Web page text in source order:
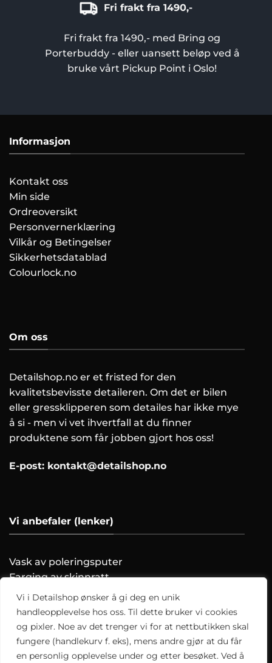
Vi i Detailshop ønsker å gi deg en unik
handleopplevelse hos oss. Til dette bruker vi cookies
og pixler. Noe av det trenger vi for at nettbutikken skal
fungere (handlekurv f. eks), mens andre gjør at du får
en personlig opplevelse under og etter besøket. Ved å
Fri frakt fra 1490,-
Fri frakt fra 1490,- med Bring og
Porterbuddy - eller uansett beløp ved å
bruke vårt Pickup Point i Oslo!
Informasjon
Kontakt oss
Min side
Ordreoversikt
Personvernerklæring
Vilkår og Betingelser
Sikkerhetsdatablad
Colourlock.no
Om oss
Detailshop.no er et fristed for den
kvalitetsbevisste detaileren. Om det er bilen
eller gressklipperen som detailes har ikke mye
å si - men vi vet ihvertfall at du finner
produktene som får jobben gjort hos oss!
E-post: kontakt@detailshop.no
Vi anbefaler (lenker)
Vask av poleringsputer
Farging av skinnratt
Vask motoren trygt!
Hvordan clayer du?
Alle artikler